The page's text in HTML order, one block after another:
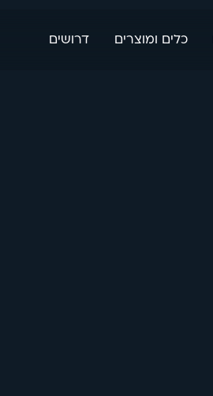
דרושים כלים ומוצרים